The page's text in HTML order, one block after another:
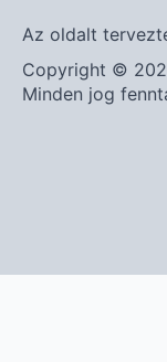
Az oldalt
Copyright ©
Minden jog